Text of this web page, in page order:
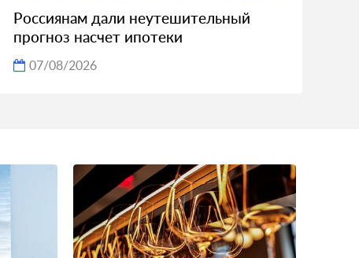
Россиянам дали неутешительный
прогноз насчет ипотеки
07/08/2026